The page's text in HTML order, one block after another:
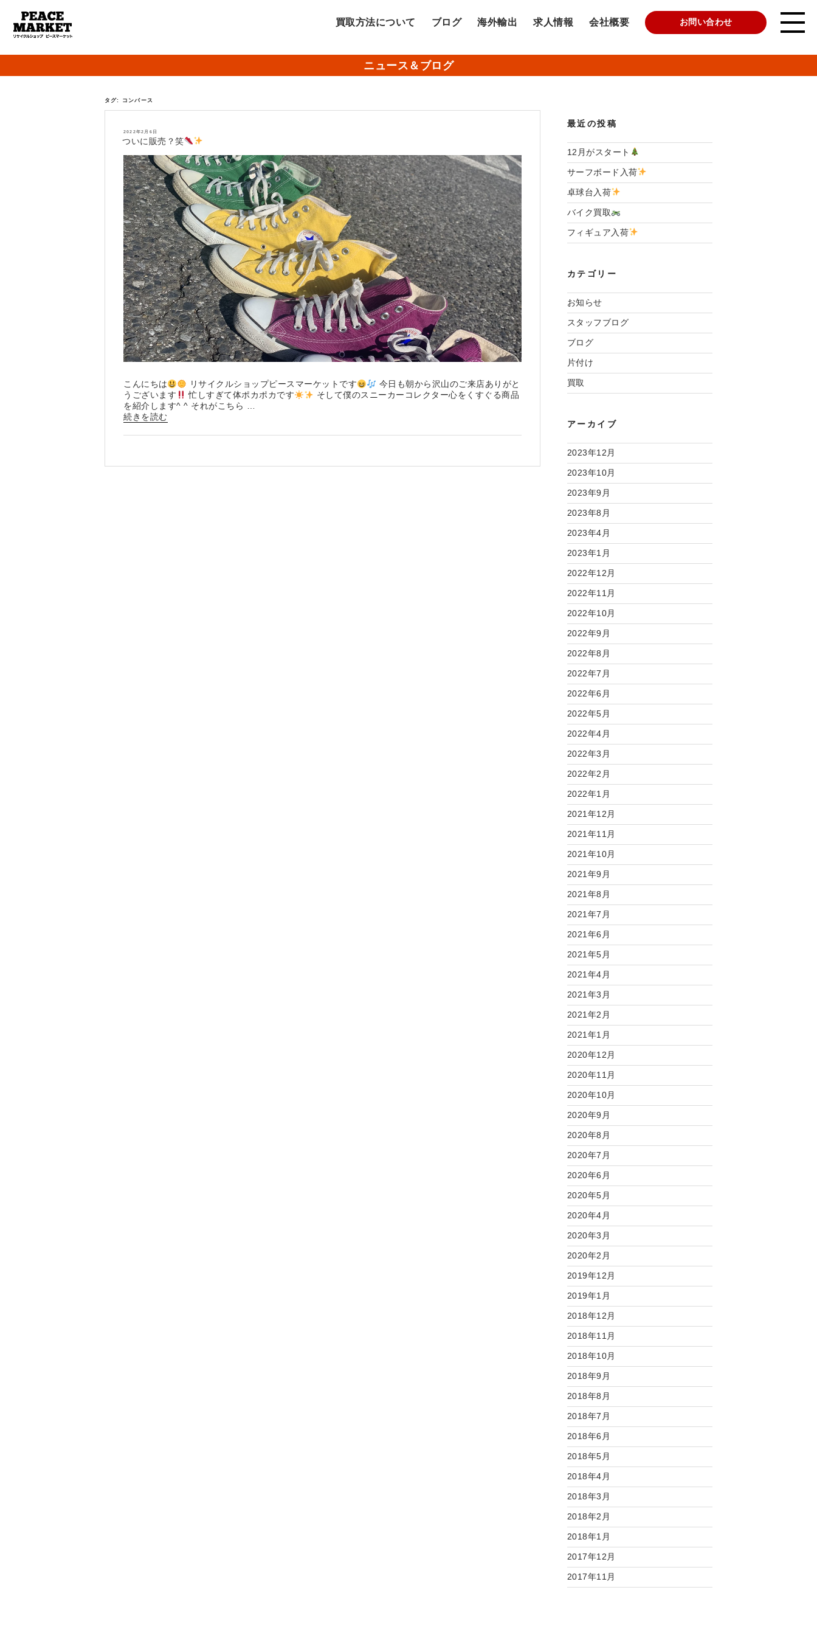
買取方法について ブログ 海外輸出 求人情報 会社概要 お問い合わせ
ニュース＆ブログ
タグ: コンバース
投
日:
2022年2月6日
ついに販売？笑
こんにちは リサイクルショップピースマーケットです
今日も朝から沢山のご来店ありがと
うございます
忙しすぎて体ポカポカです
そして僕のスニーカーコレクター心をくすぐる商品
を紹介します^ ^ それがこちら …
“つ
に
続きを読む
最近の投稿
12月がスタート
サーフボード入荷
卓球台入荷
バイク買取
フィギュア入荷
カテゴリー
お知らせ
スタッフブログ
ブログ
片付け
買取
アーカイブ
2023年12月
2023年10月
2023年9月
2023年8月
2023年4月
2023年1月
2022年12月
2022年11月
2022年10月
2022年9月
2022年8月
2022年7月
2022年6月
2022年5月
2022年4月
2022年3月
2022年2月
2022年1月
2021年12月
2021年11月
2021年10月
2021年9月
2021年8月
2021年7月
2021年6月
2021年5月
2021年4月
2021年3月
2021年2月
2021年1月
2020年12月
2020年11月
2020年10月
2020年9月
2020年8月
2020年7月
2020年6月
2020年5月
2020年4月
2020年3月
2020年2月
2019年12月
2019年1月
2018年12月
2018年11月
2018年10月
2018年9月
2018年8月
2018年7月
2018年6月
2018年5月
2018年4月
2018年3月
2018年2月
2018年1月
2017年12月
2017年11月